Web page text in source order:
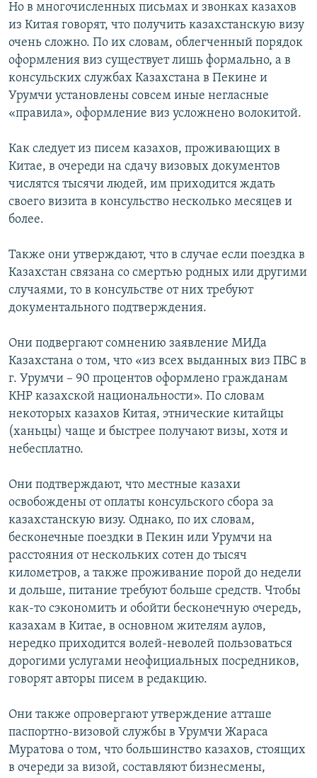
Но в многочисленных письмах и звонках казахов
из Китая говорят, что получить казахстанскую визу
очень сложно. По их словам, облегченный порядок
оформления виз существует лишь формально, а в
консульских службах Казахстана в Пекине и
Урумчи установлены совсем иные негласные
«правила», оформление виз усложнено волокитой.
Как следует из писем казахов, проживающих в
Китае, в очереди на сдачу визовых документов
числятся тысячи людей, им приходится ждать
своего визита в консульство несколько месяцев и
более.
Также они утверждают, что в случае если поездка в
Казахстан связана со смертью родных или другими
случаями, то в консульстве от них требуют
документального подтверждения.
Они подвергают сомнению заявление МИДа
Казахстана о том, что «из всех выданных виз ПВС в
г. Урумчи – 90 процентов оформлено гражданам
КНР казахской национальности». По словам
некоторых казахов Китая, этнические китайцы
(ханьцы) чаще и быстрее получают визы, хотя и
небесплатно.
Они подтверждают, что местные казахи
освобождены от оплаты консульского сбора за
казахстанскую визу. Однако, по их словам,
бесконечные поездки в Пекин или Урумчи на
расстояния от нескольких сотен до тысяч
километров, а также проживание порой до недели
и дольше, питание требуют больше средств. Чтобы
как-то сэкономить и обойти бесконечную очередь,
казахам в Китае, в основном жителям аулов,
нередко приходится волей-неволей пользоваться
дорогими услугами неофициальных посредников,
говорят авторы писем в редакцию.
Они также опровергают утверждение атташе
паспортно-визовой службы в Урумчи Жараса
Муратова о том, что большинство казахов, стоящих
в очереди за визой, составляют бизнесмены,